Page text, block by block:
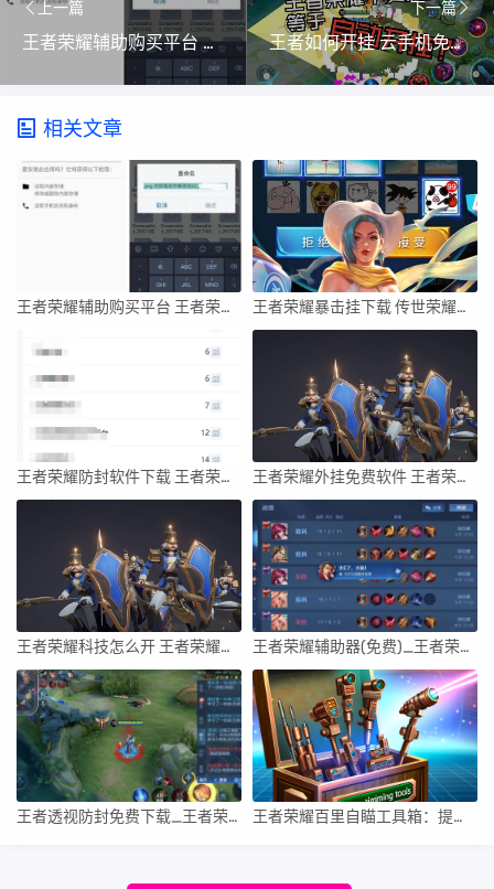
上一篇
王者荣耀辅助购买平台 王者荣耀专业卖挂平台
下一篇
王者如何开挂 云手机免费版无限挂机
相关文章
王者荣耀辅助购买平台 王者荣耀专业卖挂平台 王者荣耀暴击挂下载 传世荣耀辅助官网
王者荣耀防封软件下载 王者荣耀外封软件 王者荣耀外挂免费软件 王者荣耀外封软件
王者荣耀科技怎么开 王者荣耀科技购买网站 王者荣耀辅助器(免费)_王者荣耀透视防封端口辅助器介绍
王者透视防封免费下载_王者荣耀透视防封辅助工具介绍 王者荣耀百里自瞄工具箱：提高游戏技术，助你成为王者